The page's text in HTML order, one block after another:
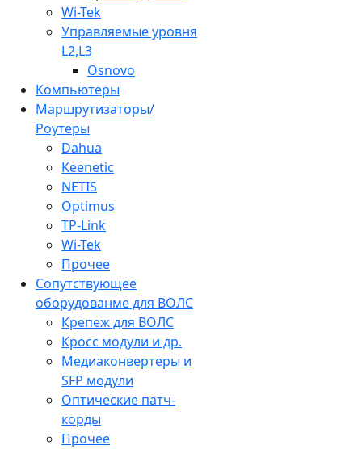
Wi-Tek
Управляемые уровня
L2,L3
Osnovo
Компьютеры
Маршрутизаторы/
Роутеры
Dahua
Keenetic
NETIS
Optimus
TP-Link
Wi-Tek
Прочее
Сопутствующее
оборудованме для ВОЛС
Крепеж для ВОЛС
Кросс модули и др.
Медиаконвертеры и
SFP модули
Оптические патч-
корды
Прочее